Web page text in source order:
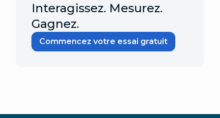
Interagissez. Mesurez.
Gagnez.
Commencez votre essai gratuit